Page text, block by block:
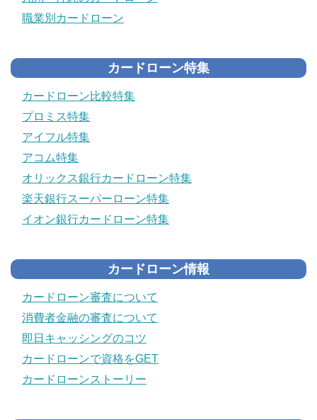
職業別カードローン
カードローン特集
カードローン比較特集
プロミス特集
アイフル特集
アコム特集
オリックス銀行カードローン特集
楽天銀行スーパーローン特集
イオン銀行カードローン特集
カードローン情報
カードローン審査について
消費者金融の審査について
即日キャッシングのコツ
カードローンで資格をGET
カードローンストーリー